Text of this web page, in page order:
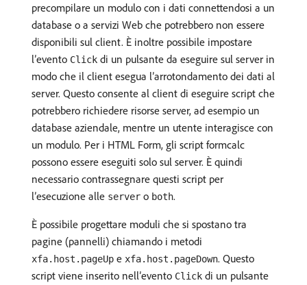
precompilare un modulo con i dati connettendosi a un
database o a servizi Web che potrebbero non essere
disponibili sul client. È inoltre possibile impostare
l’evento Click di un pulsante da eseguire sul server in
modo che il client esegua l’arrotondamento dei dati al
server. Questo consente al client di eseguire script che
potrebbero richiedere risorse server, ad esempio un
database aziendale, mentre un utente interagisce con
un modulo. Per i HTML Form, gli script formcalc
possono essere eseguiti solo sul server. È quindi
necessario contrassegnare questi script per
l’esecuzione alle server o both.
È possibile progettare moduli che si spostano tra
pagine (pannelli) chiamando i metodi
xfa.host.pageUp e xfa.host.pageDown. Questo
script viene inserito nell’evento Click di un pulsante